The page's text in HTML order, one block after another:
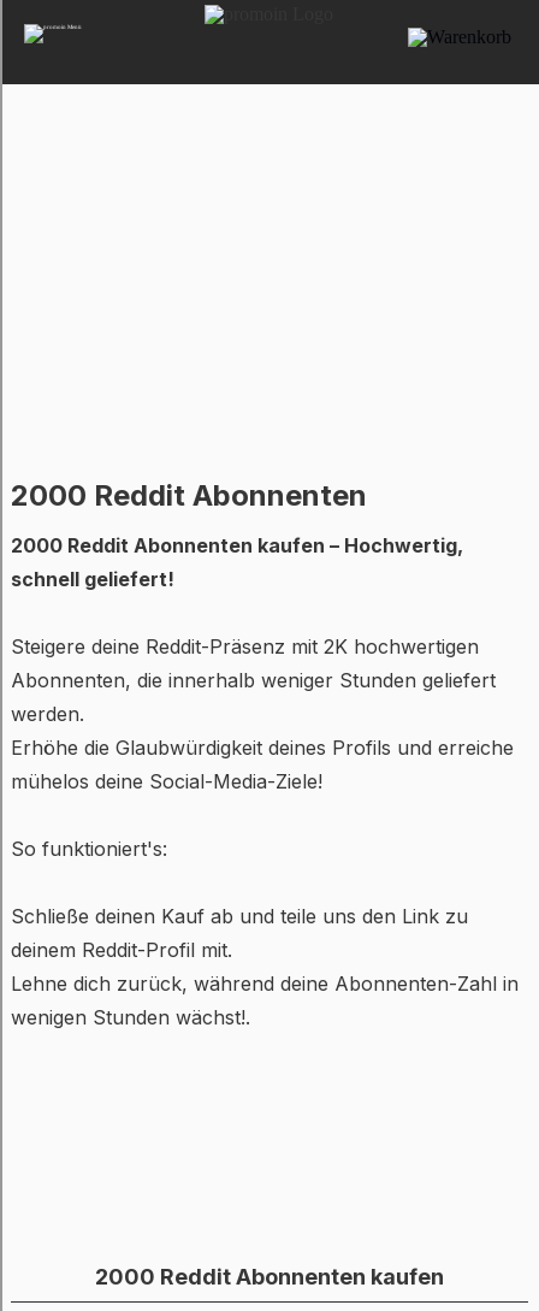
2000 Reddit Abonnenten
2000 Reddit Abonnenten kaufen – Hochwertig,
schnell geliefert!
Steigere deine Reddit-Präsenz mit 2K hochwertigen
Abonnenten, die innerhalb weniger Stunden geliefert
werden.
Erhöhe die Glaubwürdigkeit deines Profils und erreiche
mühelos deine Social-Media-Ziele!
So funktioniert's:
Schließe deinen Kauf ab und teile uns den Link zu
deinem Reddit-Profil mit.
Lehne dich zurück, während deine Abonnenten-Zahl in
wenigen Stunden wächst!.
2000 Reddit Abonnenten kaufen